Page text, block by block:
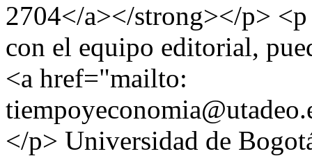
2704</a></strong></p>
con el equipo editorial,
<a href="mailto:
</p> Universidad de